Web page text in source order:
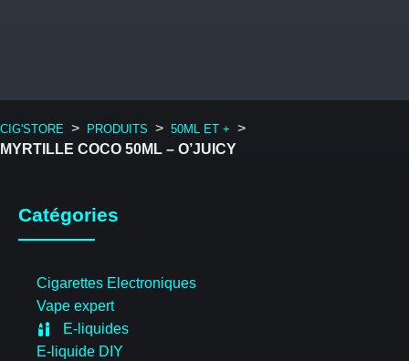
CIG'STORE > PRODUITS > 50ML ET + >
MYRTILLE COCO 50ML – O’JUICY
Catégories
Cigarettes Electroniques
Vape expert
E-liquides
E-liquide DIY